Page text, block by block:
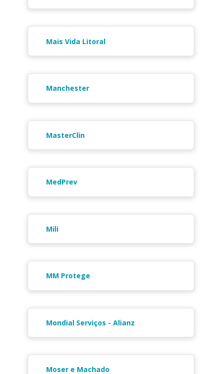
Mais Vida Litoral
Manchester
MasterClin
MedPrev
Mili
MM Protege
Mondial Serviços - Alianz
Moser e Machado